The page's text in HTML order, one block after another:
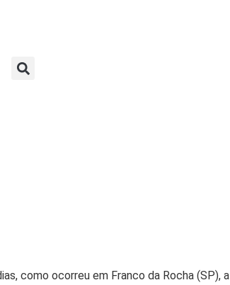
como ocorreu em Franco da Rocha (SP), a